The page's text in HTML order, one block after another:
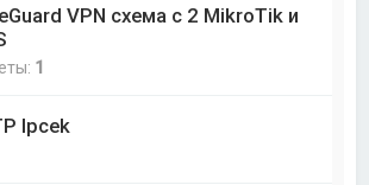
VPN схема с 2 MikroTik и
1
Ipcek